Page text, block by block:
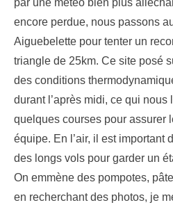
par une météo bien plus
encore perdue, nous passons
Aiguebelette pour tenter un
triangle de 25km. Ce site posé
des conditions
durant l’après midi, ce qui
quelques courses pour assurer
équipe. En l’air, il est important
des longs vols pour garder un
On emmène des pompotes,
en recherchant des photos, je